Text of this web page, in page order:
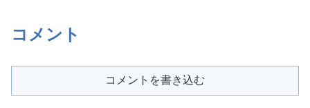
コメント
コメントを書き込む